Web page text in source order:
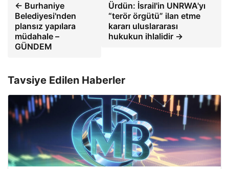
← Burhaniye
Belediyesi'nden
plansız yapılara
müdahale –
GÜNDEM
Ürdün: İsrail'in UNRWA'yı
“terör örgütü” ilan etme
kararı uluslararası
hukukun ihlalidir →
Tavsiye Edilen Haberler